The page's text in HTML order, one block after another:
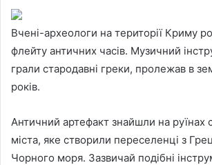
Вчені-археологи на території Криму
флейту античних часів. Музичний
грали стародавні греки, пролежав в
років.
Античний артефакт знайшли на руїнах
міста, яке створили переселенці з
Чорного моря. Зазвичай подібні